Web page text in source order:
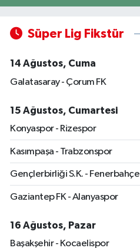
Süper Lig Fikstür
14 Ağustos, Cuma
Galatasaray - Çorum FK
15 Ağustos, Cumartesi
Konyaspor - Rizespor
Kasımpaşa - Trabzonspor
Gençlerbirliği S.K. - Fenerbahçe
Gaziantep FK - Alanyaspor
16 Ağustos, Pazar
Başakşehir - Kocaelispor